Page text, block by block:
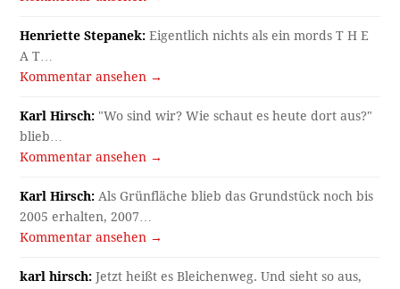
Henriette Stepanek: Eigentlich nichts als ein mords T H E
A T…
Kommentar ansehen →
Karl Hirsch: "Wo sind wir? Wie schaut es heute dort aus?"
blieb…
Kommentar ansehen →
Karl Hirsch: Als Grünfläche blieb das Grundstück noch bis
2005 erhalten, 2007…
Kommentar ansehen →
karl hirsch: Jetzt heißt es Bleichenweg. Und sieht so aus,